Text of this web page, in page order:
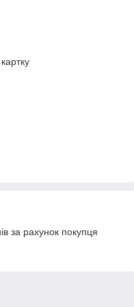
за рахунок покупця